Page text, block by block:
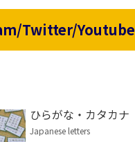
Twitter/Youtube
ひらがな・カタカナ
Japanese letters